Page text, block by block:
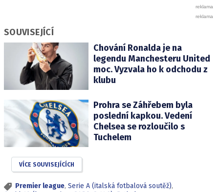
SOUVISEJÍCÍ
Chování Ronalda je na
legendu Manchesteru United
moc. Vyzvala ho k odchodu z
klubu
Prohra se Záhřebem byla
poslední kapkou. Vedení
Chelsea se rozloučilo s
Tuchelem
VÍCE SOUVISEJÍCÍCH
Premier league, Serie A (italská fotbalová soutěž),